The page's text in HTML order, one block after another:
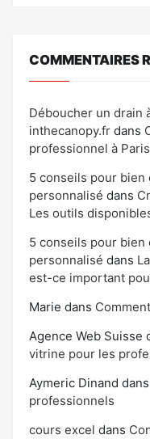
COMMENTAIRES
Déboucher un drain
inthecanopy.fr dans
professionnel à
5 conseils pour bien
personnalisé dans
Les outils
5 conseils pour bien
personnalisé dans
est-ce important
Marie dans
Agence Web Suisse
vitrine pour les
Aymeric Dinand dans
professionnels
cours excel dans